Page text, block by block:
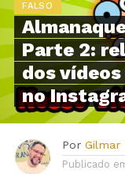
FALSO
Parte 2:
dos
no
Por Gilmar
Publicado